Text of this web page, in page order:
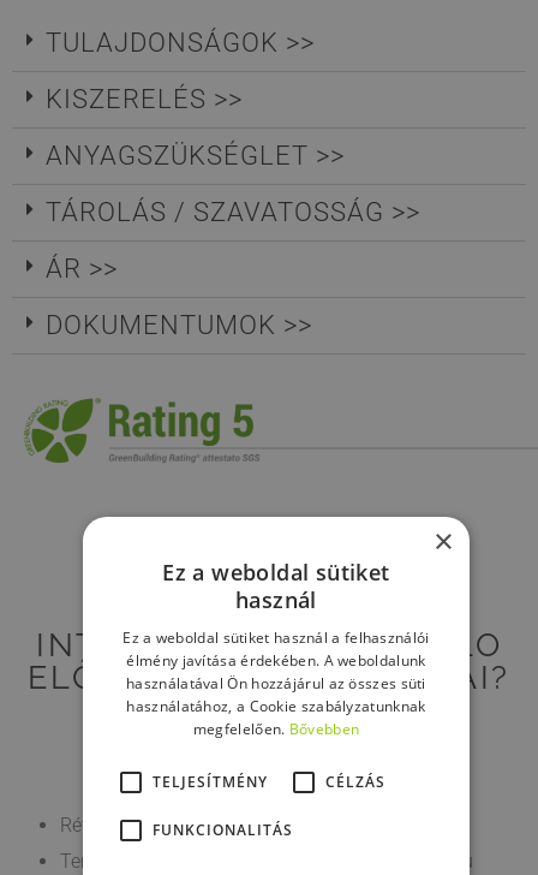
TULAJDONSÁGOK >>
KISZERELÉS >>
ANYAGSZÜKSÉGLET >>
TÁROLÁS / SZAVATOSSÁG >>
ÁR >>
DOKUMENTUMOK >>
MIK A BIOCALCE®
INTONACHINO GRANELLO
ELŐNYÖS TULAJDONÁGAI?
Rétegvastagság 1 mm és 10 mm között
Természetes baktérium‑ és gombataszító hatású
×
Ez a weboldal sütiket
használ
Ez a weboldal sütiket használ a felhasználói
élmény javítása érdekében. A weboldalunk
használatával Ön hozzájárul az összes süti
használatához, a Cookie szabályzatunknak
megfelelően. Bővebben
TELJESÍTMÉNY CÉLZÁS
FUNKCIONALITÁS